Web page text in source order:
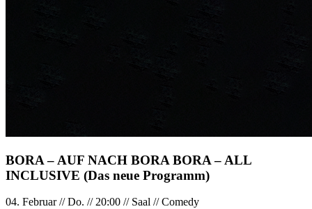
BORA – AUF NACH BORA BORA – ALL
INCLUSIVE (Das neue Programm)
04. Februar//Do. //20:00 // Saal //Comedy